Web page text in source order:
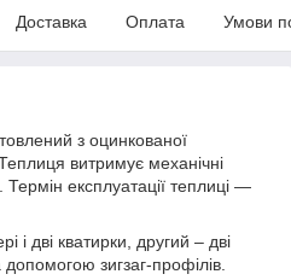
Доставка Оплата Умови
з оцинкованої
витримує механічні
експлуатації теплиці —
і дві кватирки, другий – дві
допомогою зигзаг-профілів.